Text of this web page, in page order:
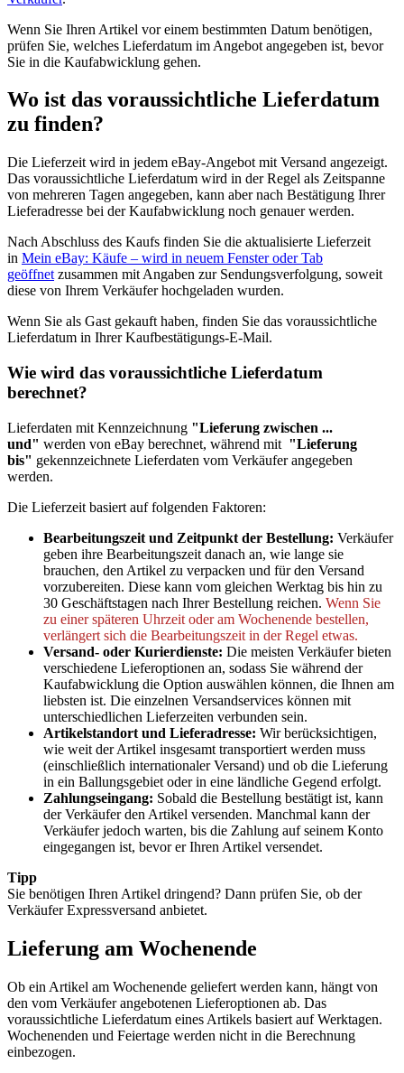
Wenn Sie Ihren Artikel vor einem bestimmten Datum benötigen,
prüfen Sie, welches Lieferdatum im Angebot angegeben ist, bevor
Sie in die Kaufabwicklung gehen.
Wo ist das voraussichtliche Lieferdatum
zu finden?
Die Lieferzeit wird in jedem eBay-Angebot mit Versand angezeigt.
Das voraussichtliche Lieferdatum wird in der Regel als Zeitspanne
von mehreren Tagen angegeben, kann aber nach Bestätigung Ihrer
Lieferadresse bei der Kaufabwicklung noch genauer werden.
Nach Abschluss des Kaufs finden Sie die aktualisierte Lieferzeit
in Mein eBay: Käufe – wird in neuem Fenster oder Tab
geöffnet zusammen mit Angaben zur Sendungsverfolgung, soweit
diese von Ihrem Verkäufer hochgeladen wurden.
Wenn Sie als Gast gekauft haben, finden Sie das voraussichtliche
Lieferdatum in Ihrer Kaufbestätigungs-E-Mail.
Wie wird das voraussichtliche Lieferdatum
berechnet?
Lieferdaten mit Kennzeichnung "Lieferung zwischen ...
und" werden von eBay berechnet, während mit "Lieferung
bis" gekennzeichnete Lieferdaten vom Verkäufer angegeben
werden.
Die Lieferzeit basiert auf folgenden Faktoren:
Bearbeitungszeit und Zeitpunkt der Bestellung: Verkäufer
geben ihre Bearbeitungszeit danach an, wie lange sie
brauchen, den Artikel zu verpacken und für den Versand
vorzubereiten. Diese kann vom gleichen Werktag bis hin zu
30 Geschäftstagen nach Ihrer Bestellung reichen. Wenn Sie
zu einer späteren Uhrzeit oder am Wochenende bestellen,
verlängert sich die Bearbeitungszeit in der Regel etwas.
Versand- oder Kurierdienste: Die meisten Verkäufer bieten
verschiedene Lieferoptionen an, sodass Sie während der
Kaufabwicklung die Option auswählen können, die Ihnen am
liebsten ist. Die einzelnen Versandservices können mit
unterschiedlichen Lieferzeiten verbunden sein.
Artikelstandort und Lieferadresse: Wir berücksichtigen,
wie weit der Artikel insgesamt transportiert werden muss
(einschließlich internationaler Versand) und ob die Lieferung
in ein Ballungsgebiet oder in eine ländliche Gegend erfolgt.
Zahlungseingang: Sobald die Bestellung bestätigt ist, kann
der Verkäufer den Artikel versenden. Manchmal kann der
Verkäufer jedoch warten, bis die Zahlung auf seinem Konto
eingegangen ist, bevor er Ihren Artikel versendet.
Tipp
Sie benötigen Ihren Artikel dringend? Dann prüfen Sie, ob der
Verkäufer Expressversand anbietet.
Lieferung am Wochenende
Ob ein Artikel am Wochenende geliefert werden kann, hängt von
den vom Verkäufer angebotenen Lieferoptionen ab. Das
voraussichtliche Lieferdatum eines Artikels basiert auf Werktagen.
Wochenenden und Feiertage werden nicht in die Berechnung
einbezogen.